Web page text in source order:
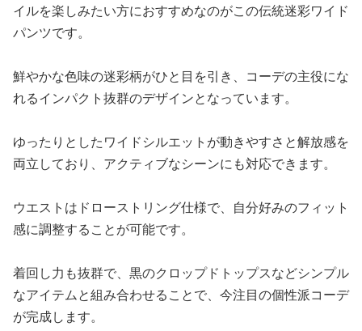
イルを楽しみたい方におすすめなのがこの伝統迷彩ワイド
パンツです。
鮮やかな色味の迷彩柄がひと目を引き、コーデの主役にな
れるインパクト抜群のデザインとなっています。
ゆったりとしたワイドシルエットが動きやすさと解放感を
両立しており、アクティブなシーンにも対応できます。
ウエストはドローストリング仕様で、自分好みのフィット
感に調整することが可能です。
着回し力も抜群で、黒のクロップドトップスなどシンプル
なアイテムと組み合わせることで、今注目の個性派コーデ
が完成します。